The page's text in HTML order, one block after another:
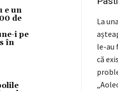
e un
de
i pe
în
La
le-au
că